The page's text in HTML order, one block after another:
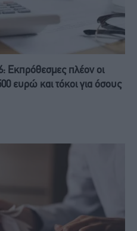
Εκπρόθεσμες πλέον οι
ευρώ και τόκοι για όσους